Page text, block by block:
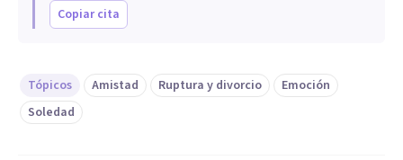
Copiar cita
Tópicos Amistad Ruptura y divorcio
Emoción
Soledad